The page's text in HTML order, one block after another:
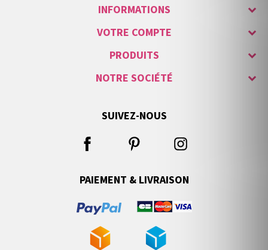
INFORMATIONS
VOTRE COMPTE
PRODUITS
NOTRE SOCIÉTÉ
SUIVEZ-NOUS
PAIEMENT & LIVRAISON